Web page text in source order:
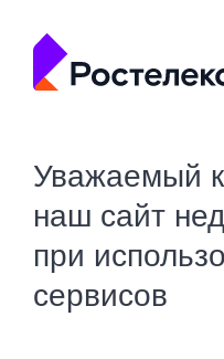
Уважаемый
наш сайт
при
сервисов